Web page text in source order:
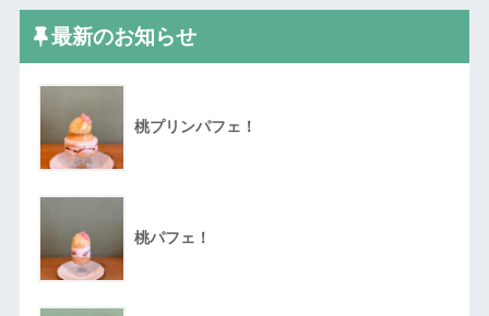
最新のお知らせ
桃プリンパフェ！
桃パフェ！